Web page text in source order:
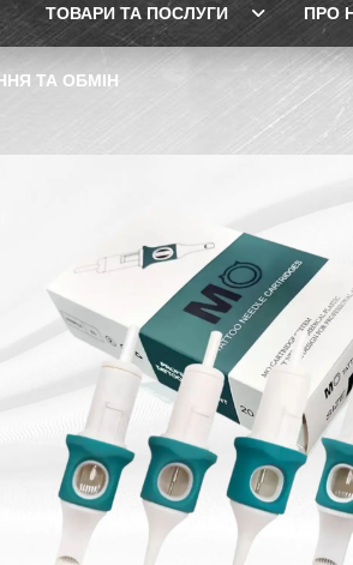
ТОВАРИ ТА ПОСЛУГИ ПРО
ТА ОБМІН